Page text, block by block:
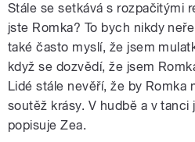
Stále se setkává s rozpačitými
jste Romka? To bych nikdy
také často myslí, že jsem
když se dozvědí, že jsem
Lidé stále nevěří, že by Romka
soutěž krásy. V hudbě a v tanci
popisuje Zea.